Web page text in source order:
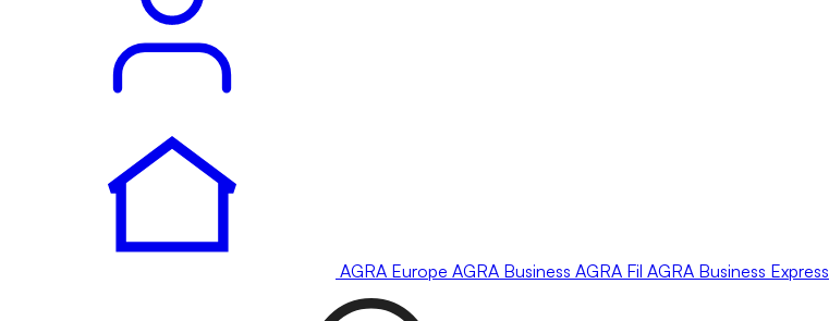
AGRA Europe AGRA Business AGRA Fil AGRA Business Express